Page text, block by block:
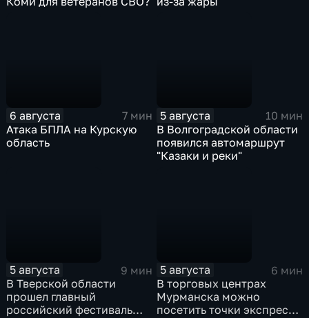
6 августа
7 мин
Атака БПЛА на Курскую
область
5 августа
10 мин
В Волгоградской области
появился автомаршрут
"Казаки и реки"
5 августа
9 мин
В Тверской области
прошел главный
российский фестиваль
5 августа
6 мин
В торговых центрах
Мурманска можно
посетить точки экспресс-